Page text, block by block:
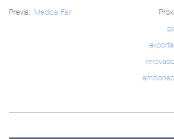
Previa: Medica Fair